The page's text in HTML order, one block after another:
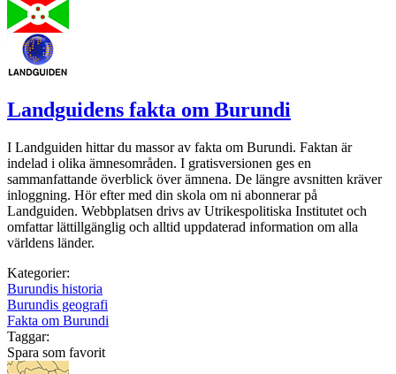
Landguidens fakta om Burundi
I Landguiden hittar du massor av fakta om Burundi. Faktan är
indelad i olika ämnesområden. I gratisversionen ges en
sammanfattande överblick över ämnena. De längre avsnitten kräver
inloggning. Hör efter med din skola om ni abonnerar på
Landguiden. Webbplatsen drivs av Utrikespolitiska Institutet och
omfattar lättillgänglig och alltid uppdaterad information om alla
världens länder.
Kategorier:
Burundis historia
Burundis geografi
Fakta om Burundi
Taggar:
Spara som favorit